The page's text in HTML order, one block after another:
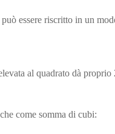
essere riscritto in un
al quadrato dà
come somma di cubi: